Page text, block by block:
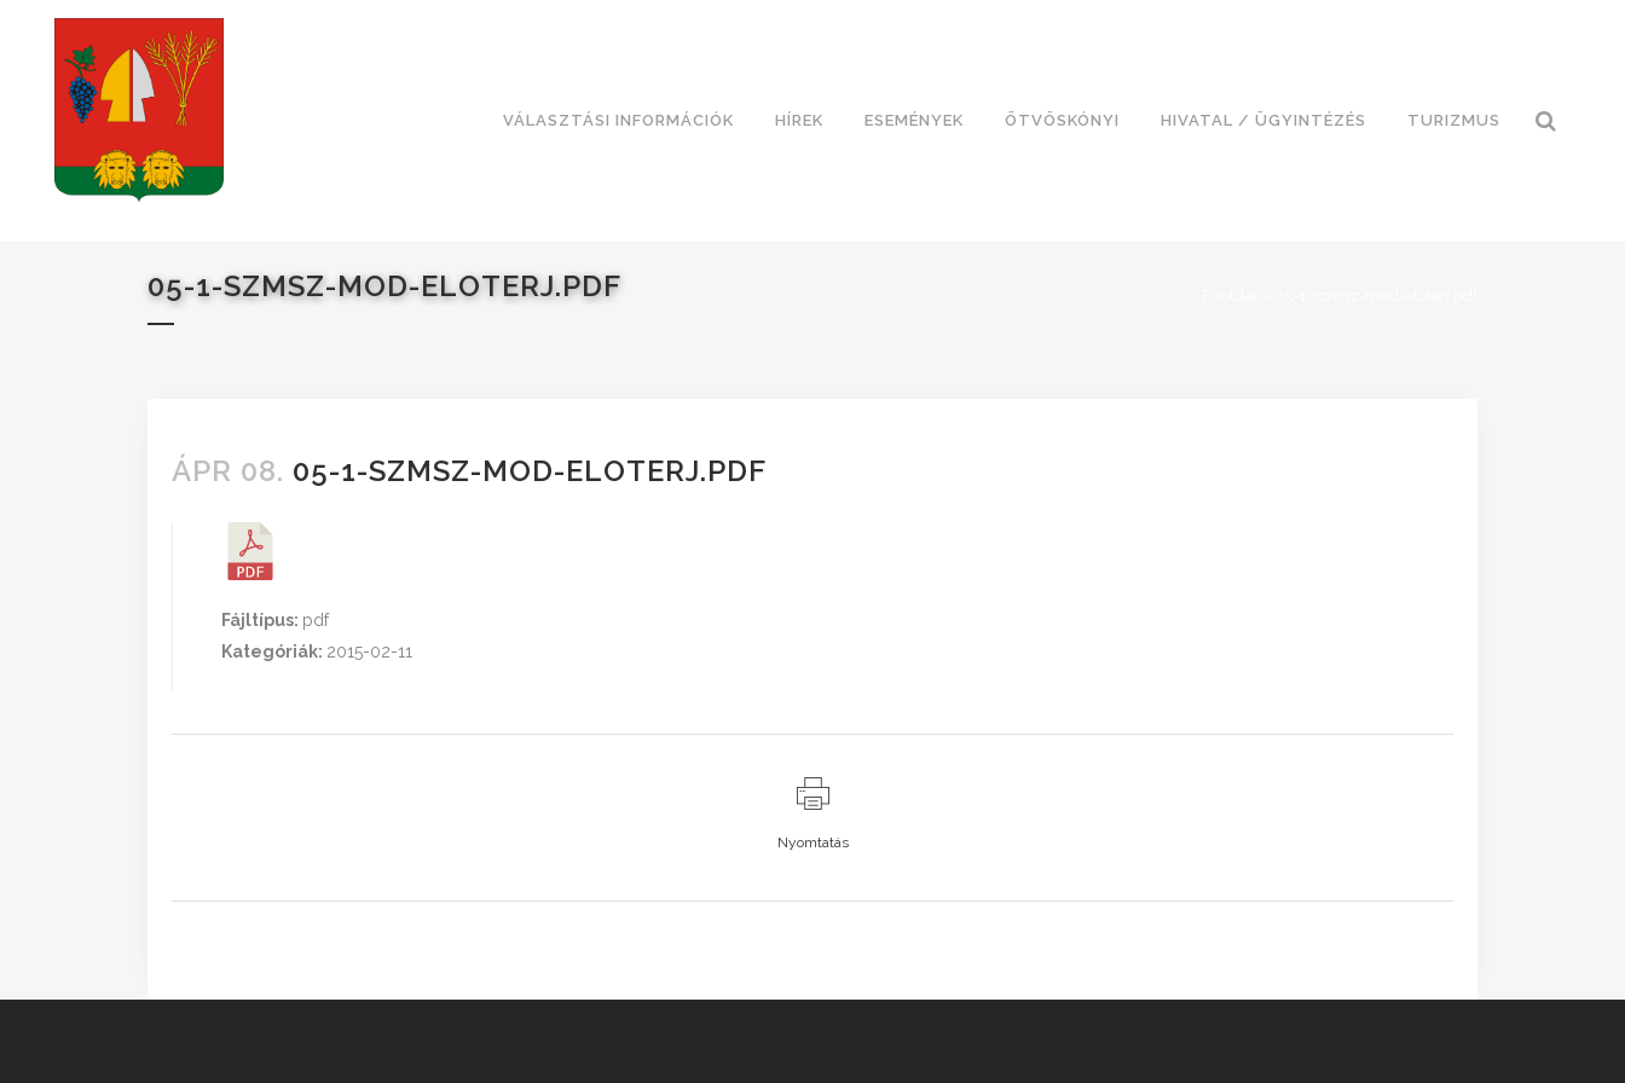
VÁLASZTÁSI INFORMÁCIÓK HÍREK ESEMÉNYEK ÖTVÖSKÓNYI HIVATAL / ÜGYINTÉZÉS TURIZMUS
05-1-SZMSZ-MOD-ELOTERJ.PDF
ÁPR 08. 05-1-SZMSZ-MOD-ELOTERJ.PDF
Fájltípus: pdf
Kategóriák: 2015-02-11
Nyomtatás